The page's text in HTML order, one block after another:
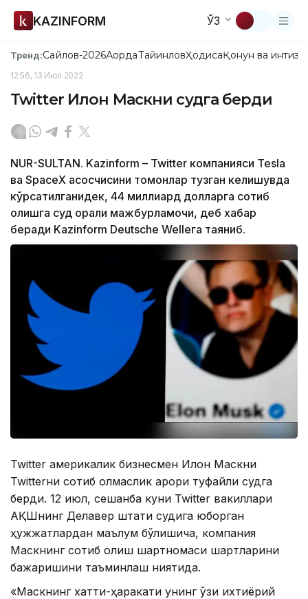
KAZINFORM ЎЗ
Тренд:Сайлов-2026АқордаТайинловҲодисаҚонун ва
12:56, 13 Июл 2022
Twitter Илон Маскни судга берди
NUR-SULTAN. Kazinform – Twitter компанияси Tesla
ва SpaceX асосчисини томонлар тузган келишувда
кўрсатилганидек, 44 миллиард долларга сотиб
олишга суд орқали мажбурламоқчи, деб хабар
беради Kazinform Deutsche Welleга таяниб.
Twitter америкалик бизнесмен Илон Маскни
Twitterни сотиб олмаслик қарори туфайли судга
берди. 12 июл, сешанба куни Twitter вакиллари
АҚШнинг Делавер штати судига юборган
ҳужжатлардан маълум бўлишича, компания
Маскнинг сотиб олиш шартномаси шартларини
бажаришини таъминлаш ниятида.
«Маскнинг хатти-ҳаракати унинг ўзи ихтиёрий